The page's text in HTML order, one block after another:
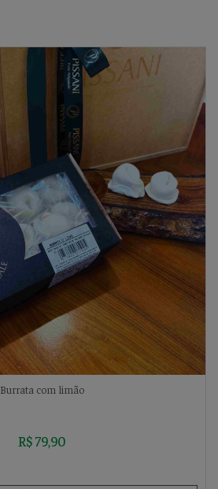
Burrata com limão
R$ 79,90